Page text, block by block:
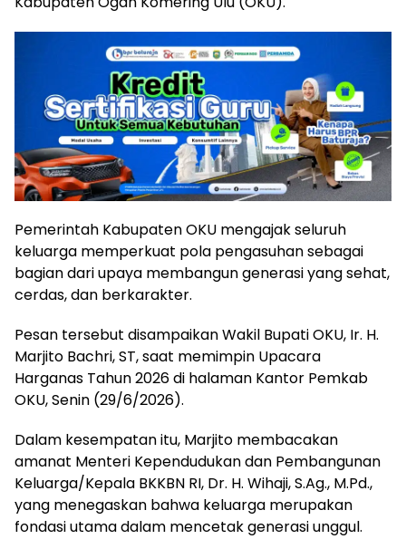
Pemerintah Kabupaten OKU mengajak seluruh
keluarga memperkuat pola pengasuhan sebagai
bagian dari upaya membangun generasi yang sehat,
cerdas, dan berkarakter.
Pesan tersebut disampaikan Wakil Bupati OKU, Ir. H.
Marjito Bachri, ST, saat memimpin Upacara
Harganas Tahun 2026 di halaman Kantor Pemkab
OKU, Senin (29/6/2026).
Dalam kesempatan itu, Marjito membacakan
amanat Menteri Kependudukan dan Pembangunan
Keluarga/Kepala BKKBN RI, Dr. H. Wihaji, S.Ag., M.Pd.,
yang menegaskan bahwa keluarga merupakan
fondasi utama dalam mencetak generasi unggul.